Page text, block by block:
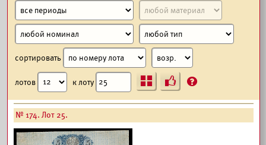
сортировать
лотов к лоту Ъ ?
№ 174. Лот 25.